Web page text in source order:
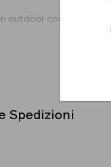
outdoor come
riciclabili e
perfetti per
prime da noi
Spedizioni